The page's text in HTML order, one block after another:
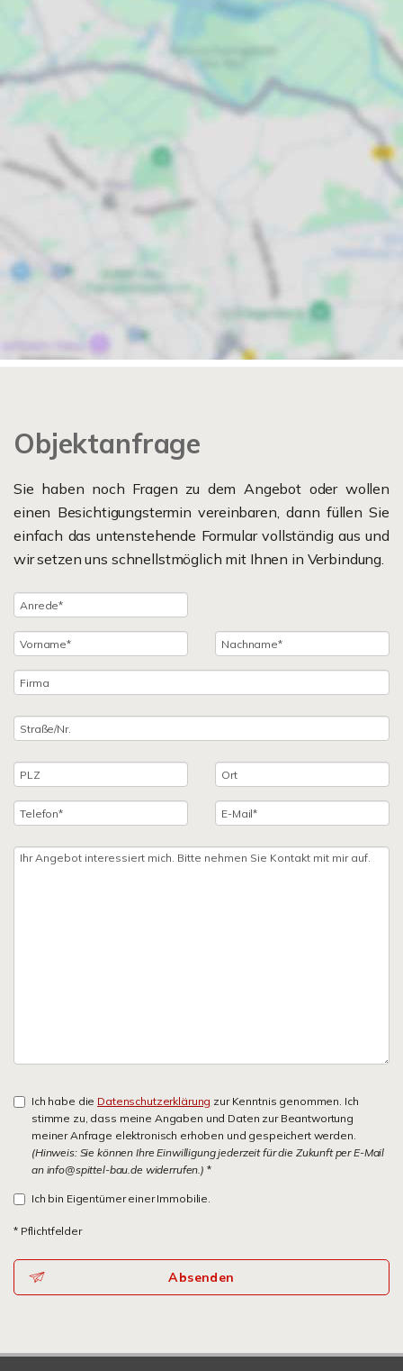
Objektanfrage
Sie haben noch Fragen zu dem Angebot oder wollen
einen Besichtigungstermin vereinbaren, dann füllen Sie
einfach das untenstehende Formular vollständig aus und
wir setzen uns schnellstmöglich mit Ihnen in Verbindung.
Ich habe die Datenschutzerklärung zur Kenntnis genommen. Ich
stimme zu, dass meine Angaben und Daten zur Beantwortung
meiner Anfrage elektronisch erhoben und gespeichert werden.
(Hinweis: Sie können Ihre Einwilligung jederzeit für die Zukunft per E-Mail
an info@spittel-bau.de widerrufen.) *
Ich bin Eigentümer einer Immobilie.
* Pflichtfelder
Absenden